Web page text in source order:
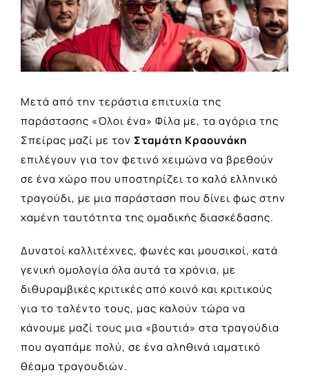
Μετά από την τεράστια επιτυχία της
παράστασης «Όλοι ένα» Φίλα με, τα αγόρια της
Σπείρας μαζί με τον Σταμάτη Κραουνάκη
επιλέγουν για τον φετινό χειμώνα να βρεθούν
σε ένα χώρο που υποστηρίζει το καλό ελληνικό
τραγούδι, με μια παράσταση που δίνει φως στην
χαμένη ταυτότητα της ομαδικής διασκέδασης.
Δυνατοί καλλιτέχνες, φωνές και μουσικοί, κατά
γενική ομολογία όλα αυτά τα χρόνια, με
διθυραμβικές κριτικές από κοινό και κριτικούς
για τo ταλέντο τους, μας καλούν τώρα να
κάνουμε μαζί τους μια «βουτιά» στα τραγούδια
που αγαπάμε πολύ, σε ένα αληθινά ιαματικό
θέαμα τραγουδιών.